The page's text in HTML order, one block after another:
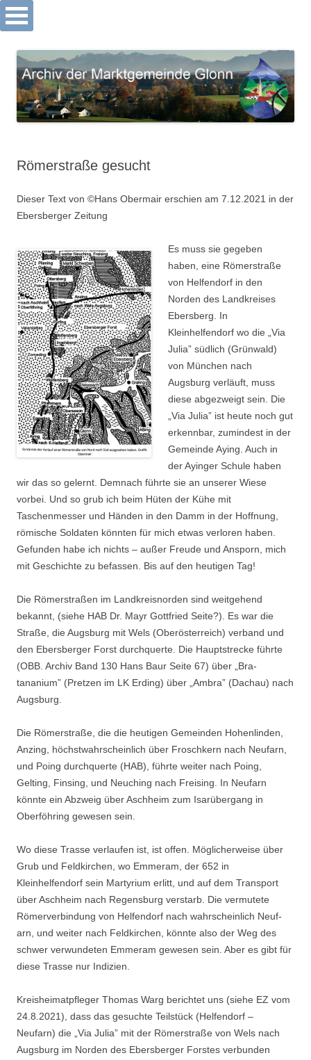
Suchen nach:
Archiv Markt Glonn
zum
Inhalt
Römerstraße gesucht
Dieser Text von ©Hans Obermair erschien am 7.12.2021 in der
Ebersberger Zeitung
Es muss sie gegeben
haben, eine Römerstraße
von Helfendorf in den
Norden des Landkreises
Ebersberg. In
Kleinhelfendorf wo die „Via
Julia” südlich (Grünwald)
von München nach
Augsburg verläuft, muss
diese abgezweigt sein. Die
„Via Julia” ist heute noch gut
erkennbar, zumin­dest in der
Gemeinde Aying. Auch in
der Ayinger Schule haben
wir das so gelernt. Demnach führte sie an unserer Wiese
vorbei. Und so grub ich beim Hüten der Kühe mit
Taschenmesser und Händen in den Damm in der Hoffnung,
römische Soldaten könnten für mich etwas verloren haben.
Gefunden habe ich nichts – außer Freude und Ansporn, mich
mit Ge­schichte zu befassen. Bis auf den heutigen Tag!
Die Römerstraßen im Landkreisnorden sind weitgehend
bekannt, (siehe HAB Dr. Mayr Gottfried Seite?). Es war die
Straße, die Augsburg mit Wels (Oberösterreich) verband und
den Ebersberger Forst durchquerte. Die Hauptstrecke führte
(OBB. Archiv Band 130 Hans Baur Seite 67) über „Bra-
tananium” (Pretzen im LK Erding) über „Ambra” (Dachau) nach
Augsburg.
Die Römerstraße, die die heutigen Gemeinden Hohenlinden,
Anzing, höchstwahrscheinlich über Froschkern nach Neufarn,
und Poing durch­querte (HAB), führte weiter nach Poing,
Gelting, Finsing, und Neuching nach Freising. In Neufarn
könnte ein Abzweig über Aschheim zum Isar­übergang in
Oberföhring gewesen sein.
Wo diese Trasse verlaufen ist, ist offen. Möglicherweise über
Grub und Feldkirchen, wo Emmeram, der 652 in
Kleinhelfendorf sein Martyrium er­litt, und auf dem Transport
über Aschheim nach Regensburg verstarb. Die vermutete
Römerverbindung von Helfendorf nach wahrscheinlich Neuf­
arn, und weiter nach Feldkirchen, könnte also der Weg des
schwer ver­wundeten Emmeram gewesen sein. Aber es gibt für
diese Trasse nur Indi­zien.
Kreisheimatpfleger Thomas Warg berichtet uns (siehe EZ vom
24.8.2021), dass das gesuchte Teilstück (Helfendorf –
Neufarn) die „Via Julia” mit der Römerstraße von Wels nach
Augsburg im Norden des Ebersberger Forstes verbunden